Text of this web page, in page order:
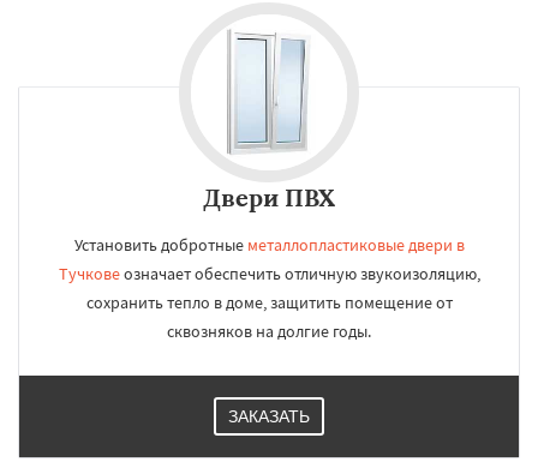
Двери ПВХ
Установить добротные металлопластиковые двери в
Тучковеозначает обеспечить отличную звукоизоляцию,
сохранить тепло в доме, защитить помещение от
сквозняков на долгие годы.
ЗАКАЗАТЬ